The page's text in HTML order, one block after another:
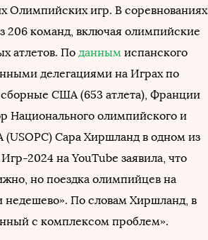
Олимпийских игр. В соревнованиях
206 команд, включая олимпийские
атлетов. По данным испанского
делегациями на Играх по
сборные США (653 атлета), Франции
Национального олимпийского и
Сара Хиршланд в одном из
2024 на YouTube заявила, что
но поездка олимпийцев на
недешево». По словам Хиршланд, в
с комплексом проблем».